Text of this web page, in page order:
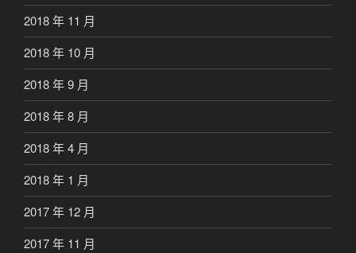
2018 年 11 月
2018 年 10 月
2018 年 9 月
2018 年 8 月
2018 年 4 月
2018 年 1 月
2017 年 12 月
2017 年 11 月